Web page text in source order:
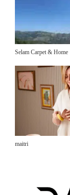
Selam Carpet & Home
maitri